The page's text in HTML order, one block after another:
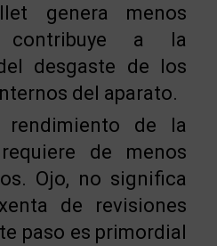
genera menos
contribuye a la
desgaste de los
del aparato.
de la
de menos
Ojo, no significa
de revisiones
paso es primordial